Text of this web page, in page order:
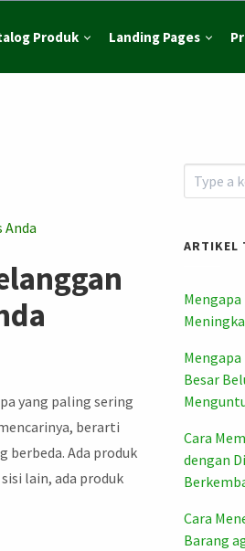
Produk Landing Pages
yang paling sering
berarti
berbeda. Ada produk
lain, ada produk
ARTIKEL
Mengapa
Besar
Cara
dengan
Cara
Barang